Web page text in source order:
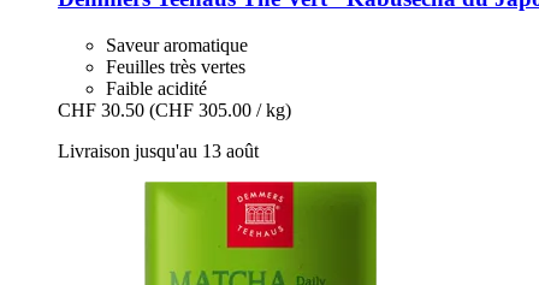
Saveur aromatique
Feuilles très vertes
Faible acidité
CHF 30.50 (CHF 305.00 / kg)
Livraison jusqu'au 13 août